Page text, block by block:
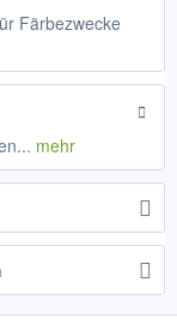
Färbezwecke
mehr